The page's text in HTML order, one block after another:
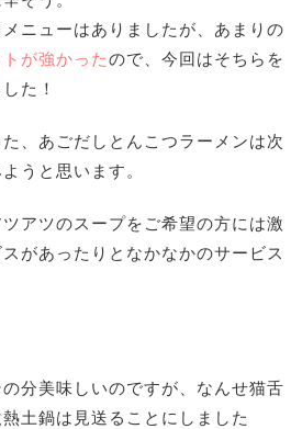
ニューはありましたが、あまりの
が強かったので、今回はそちらを
た！
、あごだしとんこつラーメンは次
うと思います。
アツのスープをご希望の方には激
があったりとなかなかのサービス
分美味しいのですが、なんせ猫舌
土鍋は見送ることにしました